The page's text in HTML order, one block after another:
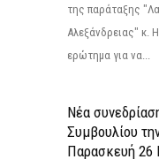
της παράταξης
Αλεξάνδρειας" κ.
ερώτημα για να...
Νέα
Συμβουλίου
Παρασκευή 26